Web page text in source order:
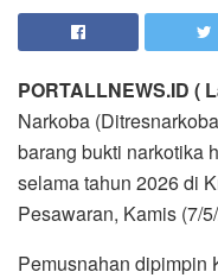
PORTALLNEWS.ID (
Narkoba
barang bukti narkotika
selama tahun 2026 di
Pesawaran, Kamis (7/
Pemusnahan dipimpin